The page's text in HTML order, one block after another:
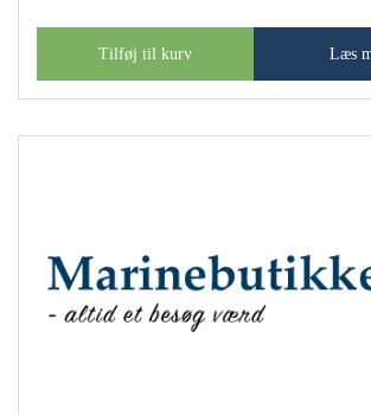
Tilføj til kurv Læs